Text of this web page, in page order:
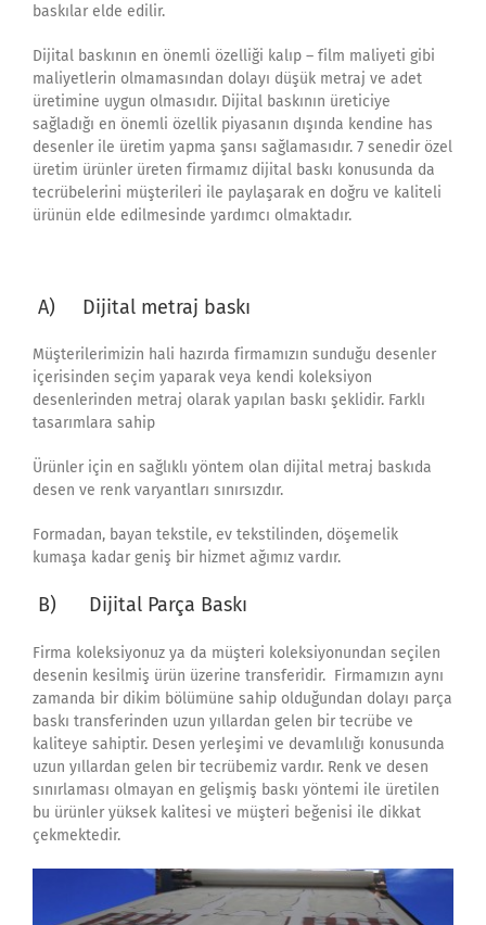
baskılar elde edilir.
Dijital baskının en önemli özelliği kalıp – film maliyeti gibi
maliyetlerin olmamasından dolayı düşük metraj ve adet
üretimine uygun olmasıdır. Dijital baskının üreticiye
sağladığı en önemli özellik piyasanın dışında kendine has
desenler ile üretim yapma şansı sağlamasıdır. 7 senedir özel
üretim ürünler üreten firmamız dijital baskı konusunda da
tecrübelerini müşterileri ile paylaşarak en doğru ve kaliteli
ürünün elde edilmesinde yardımcı olmaktadır.
A) Dijital metraj baskı
Müşterilerimizin hali hazırda firmamızın sunduğu desenler
içerisinden seçim yaparak veya kendi koleksiyon
desenlerinden metraj olarak yapılan baskı şeklidir. Farklı
tasarımlara sahip
Ürünler için en sağlıklı yöntem olan dijital metraj baskıda
desen ve renk varyantları sınırsızdır.
Formadan, bayan tekstile, ev tekstilinden, döşemelik
kumaşa kadar geniş bir hizmet ağımız vardır.
B) Dijital Parça Baskı
Firma koleksiyonuz ya da müşteri koleksiyonundan seçilen
desenin kesilmiş ürün üzerine transferidir. Firmamızın aynı
zamanda bir dikim bölümüne sahip olduğundan dolayı parça
baskı transferinden uzun yıllardan gelen bir tecrübe ve
kaliteye sahiptir. Desen yerleşimi ve devamlılığı konusunda
uzun yıllardan gelen bir tecrübemiz vardır. Renk ve desen
sınırlaması olmayan en gelişmiş baskı yöntemi ile üretilen
bu ürünler yüksek kalitesi ve müşteri beğenisi ile dikkat
çekmektedir.